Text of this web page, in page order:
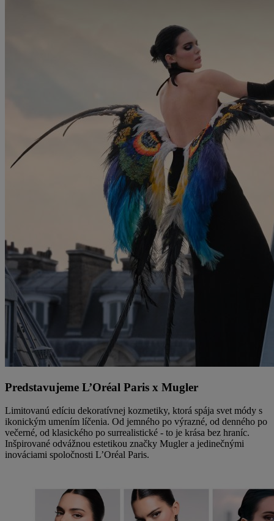
Predstavujeme L’Oréal Paris x Mugler
Limitovanú edíciu dekoratívnej kozmetiky, ktorá spája svet módy s
ikonickým umením líčenia. Od jemného po výrazné, od denného po
večerné, od klasického po surrealistické - to je krása bez hraníc.
Inšpirované odvážnou estetikou značky Mugler a jedinečnými
inováciami spoločnosti L’Oréal Paris.